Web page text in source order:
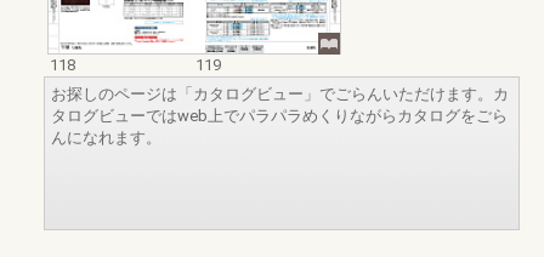
118
119
お探しのページは「カタログビュー」でごらんいただけます。カ
タログビューではweb上でパラパラめくりながらカタログをごら
んになれます。